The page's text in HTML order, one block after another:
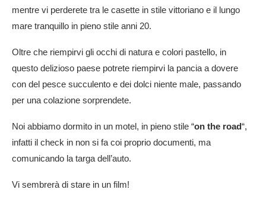
mentre vi perderete tra le casette in stile vittoriano e il lungo
mare tranquillo in pieno stile anni 20.
Oltre che riempirvi gli occhi di natura e colori pastello, in
questo delizioso paese potrete riempirvi la pancia a dovere
con del pesce succulento e dei dolci niente male, passando
per una colazione sorprendete.
Noi abbiamo dormito in un motel, in pieno stile “on the road“,
infatti il check in non si fa coi proprio documenti, ma
comunicando la targa dell’auto.
Vi sembrerà di stare in un film!